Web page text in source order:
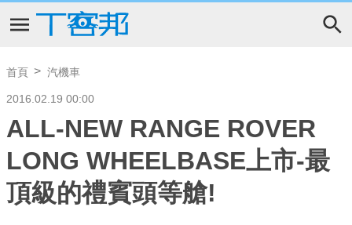
首頁 汽機車
2016.02.19 00:00
ALL-NEW RANGE ROVER
LONG WHEELBASE上市-最
頂級的禮賓頭等艙!